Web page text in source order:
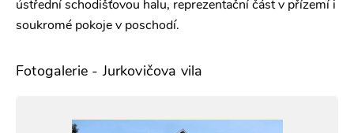
ústřední schodišťovou halu, reprezentační část v přízemí i
soukromé pokoje v poschodí.
Fotogalerie - Jurkovičova vila